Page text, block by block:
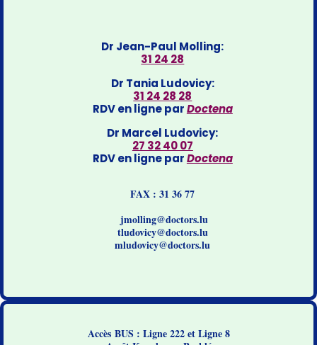
Dr Jean-Paul Molling:
31 24 28
Dr Tania Ludovicy:
31 24 28 28
RDV en ligne parDoctena
Dr Marcel Ludovicy:
27 32 40 07
RDV en ligne parDoctena
FAX : 31 36 77
jmolling@doctors.lu
tludovicy@doctors.lu
mludovicy@doctors.lu
Accès BUS : Ligne 222 et Ligne 8